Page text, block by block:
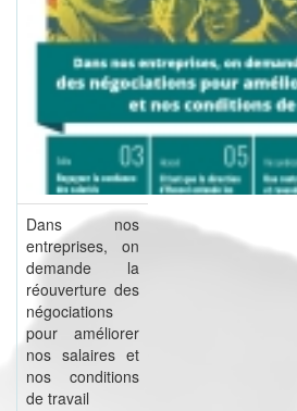
Dans nos
entreprises, on
demande la
réouverture des
négociations
pour améliorer
nos salaires et
nos conditions
de travail